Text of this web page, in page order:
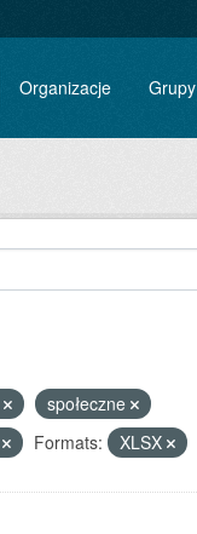
Organizacje Grupy
społeczne
Formats: XLSX